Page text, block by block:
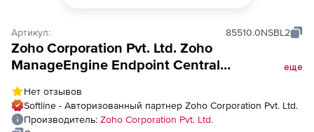
Артикул: 85510.0NSBL2
Zoho Corporation Pvt. Ltd. Zoho
ManageEngine Endpoint Central
BitLocker Single Installation License), fee for
25 Servers and Single User License
еще
Нет отзывов
Softline - Авторизованный партнер Zoho Corporation Pvt. Ltd.
Производитель: Zoho Corporation Pvt. Ltd.